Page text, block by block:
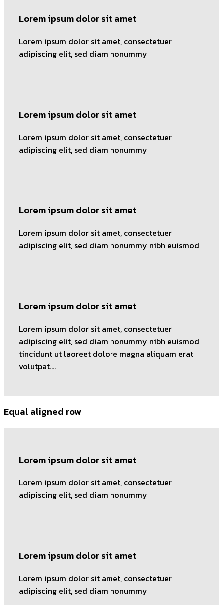
Lorem ipsum dolor sit amet
Lorem ipsum dolor sit amet, consectetuer
adipiscing elit, sed diam nonummy
Lorem ipsum dolor sit amet
Lorem ipsum dolor sit amet, consectetuer
adipiscing elit, sed diam nonummy
Lorem ipsum dolor sit amet
Lorem ipsum dolor sit amet, consectetuer
adipiscing elit, sed diam nonummy nibh euismod
Lorem ipsum dolor sit amet
Lorem ipsum dolor sit amet, consectetuer
adipiscing elit, sed diam nonummy nibh euismod
tincidunt ut laoreet dolore magna aliquam erat
volutpat….
Equal aligned row
Lorem ipsum dolor sit amet
Lorem ipsum dolor sit amet, consectetuer
adipiscing elit, sed diam nonummy
Lorem ipsum dolor sit amet
Lorem ipsum dolor sit amet, consectetuer
adipiscing elit, sed diam nonummy